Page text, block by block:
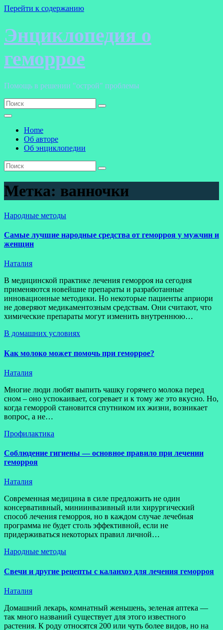
Перейти к содержанию
Энциклопедия о
геморрое
Помощь в решении "острой" проблемы
Home
Об авторе
Об энциклопедии
Метка: ванночки
Народные методы
Самые лучшие народные средства от геморроя у мужчин и
женщин
Наталия
В медицинской практике лечения геморроя на сегодня
применяются новейшие препараты и разработанные
инновационные методики. Но некоторые пациенты априори
не доверяют медикаментозным средствам. Они считают, что
химические препараты могут изменить внутреннюю…
В домашних условиях
Как молоко может помочь при геморрое?
Наталия
Многие люди любят выпить чашку горячего молока перед
сном – оно успокаивает, согревает и к тому же это вкусно. Но,
когда геморрой становится спутником их жизни, возникает
вопрос, а не…
Профилактика
Соблюдение гигиены — основное правило при лечении
геморроя
Наталия
Современная медицина в силе предложить не один
консервативный, миниинвазивный или хирургический
способ лечения геморроя, но в каждом случае лечебная
программа не будет столь эффективной, если не
придерживаться некоторых правил личной…
Народные методы
Свечи и другие рецепты с каланхоэ для лечения геморроя
Наталия
Домашний лекарь, комнатный женьшень, зеленая аптека —
так много названий существует для этого известного
растения. К роду относятся 200 или чуть более видов, но на